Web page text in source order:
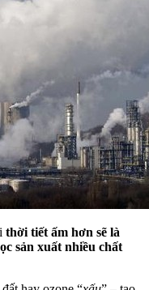
thời tiết ấm hơn sẽ là
sản xuất nhiều chất